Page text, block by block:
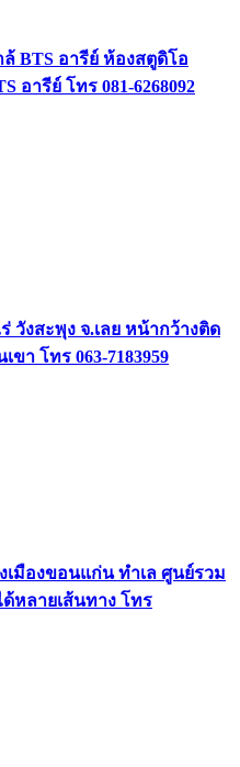
BTS อารีย์ ห้องสตูดิโอ
อารีย์ โทร 081-6268092
วังสะพุง จ.เลย หน้ากว้างติด
า โทร 063-7183959
มืองขอนแก่น ทำเล ศูนย์รวม
หลายเส้นทาง โทร